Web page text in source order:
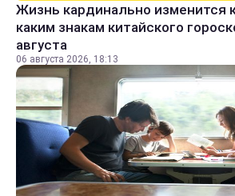
Жизнь кардинально изменится
каким знакам китайского
августа
06 августа 2026, 18:13